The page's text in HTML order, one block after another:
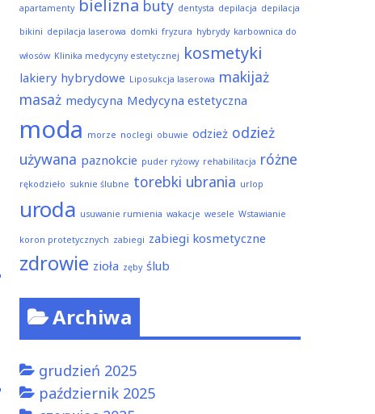
apartamenty bielizna buty dentysta depilacja depilacja
bikini depilacja laserowa domki fryzura hybrydy karbownica do
włosów Klinika medycyny estetycznej kosmetyki
lakiery hybrydowe Liposukcja laserowa makijaż
masaż medycyna Medycyna estetyczna
moda morze noclegi obuwie odzież odzież
używana paznokcie puder ryżowy rehabilitacja różne
rękodzieło suknie ślubne torebki ubrania urlop
uroda usuwanie rumienia wakacje wesele Wstawianie
koron protetycznych zabiegi zabiegi kosmetyczne
zdrowie zioła zęby ślub
Archiwa
grudzień 2025
październik 2025